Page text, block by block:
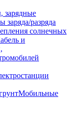
зарядные
заряда/разряда
солнечных
и
Мобильные